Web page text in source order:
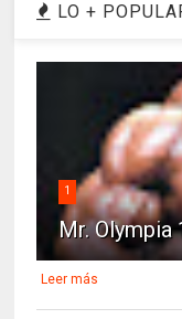
LO +
1
Mr.
Leer más